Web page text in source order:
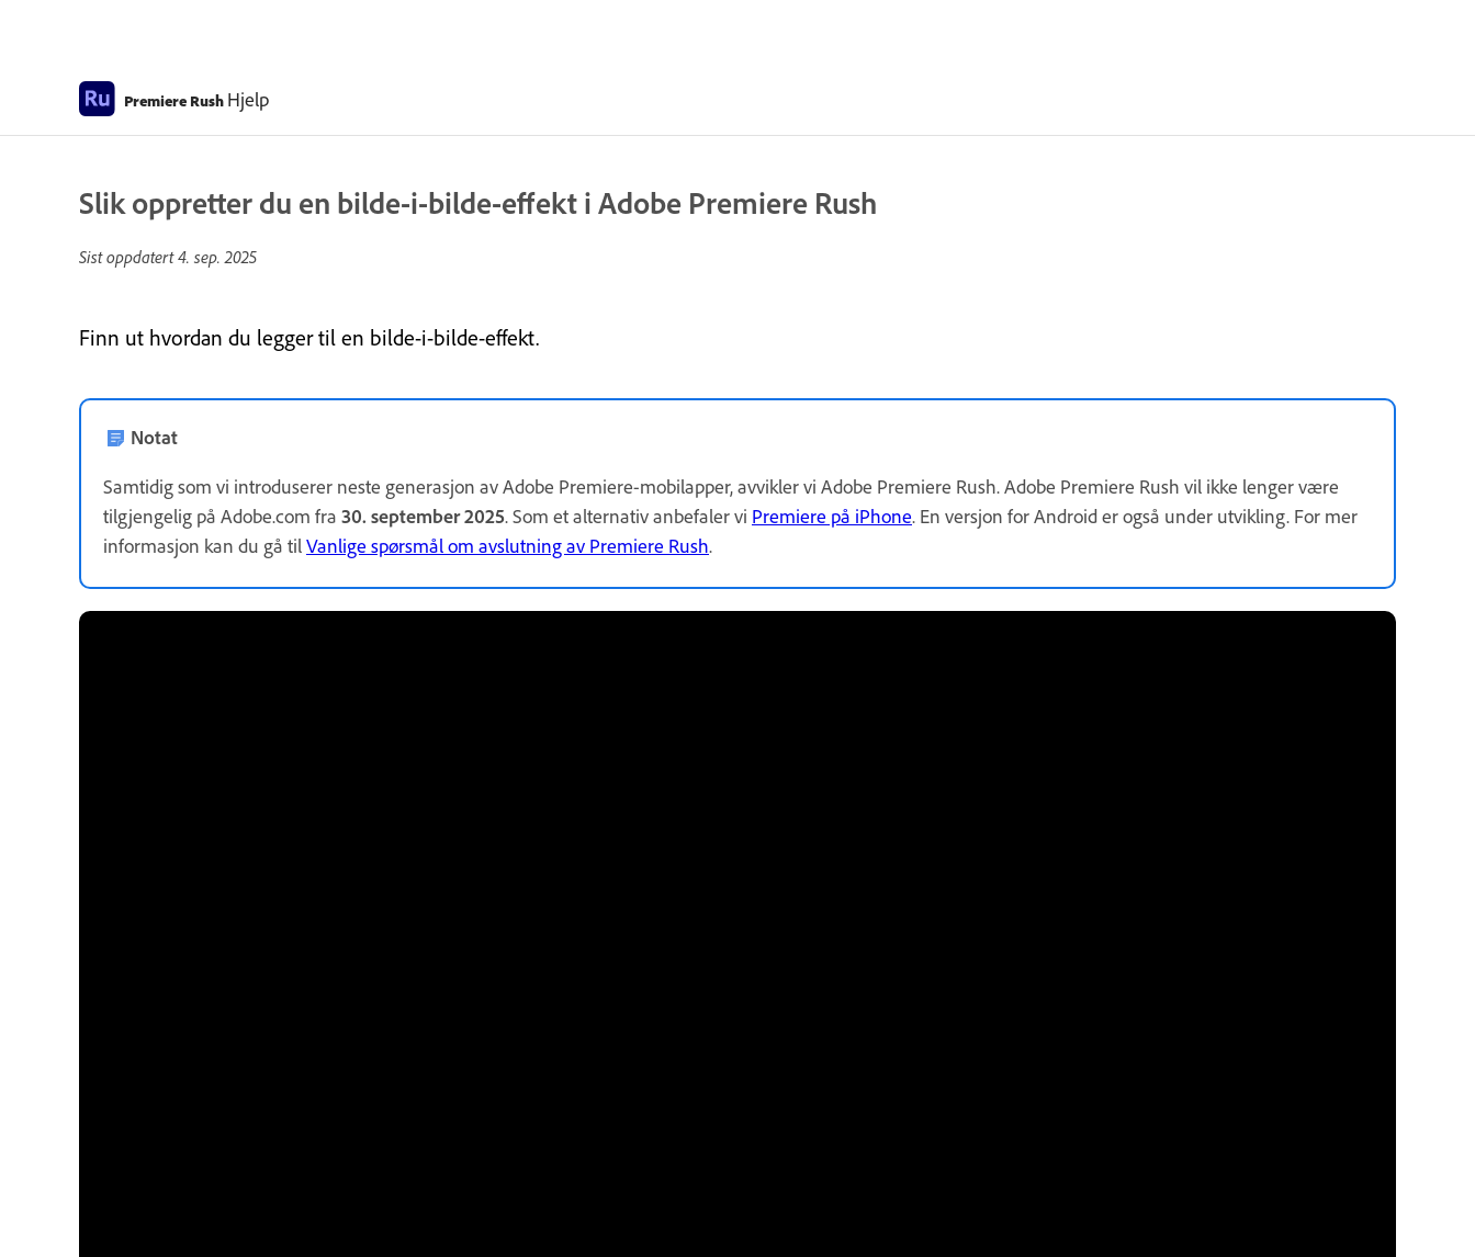
Premiere Rush Hjelp
Slik oppretter du en bilde-i-bilde-effekt i Adobe Premiere Rush
Sist oppdatert4. sep. 2025
Finn ut hvordan du legger til en bilde-i-bilde-effekt.
Notat
Samtidig som vi introduserer neste generasjon av Adobe Premiere-mobilapper, avvikler vi Adobe Premiere Rush. Adobe Premiere Rush vil ikke lenger være
tilgjengelig på Adobe.com fra 30. september 2025. Som et alternativ anbefaler vi Premiere på iPhone. En versjon for Android er også under utvikling. For mer
informasjon kan du gå tilVanlige spørsmål om avslutning av Premiere Rush.